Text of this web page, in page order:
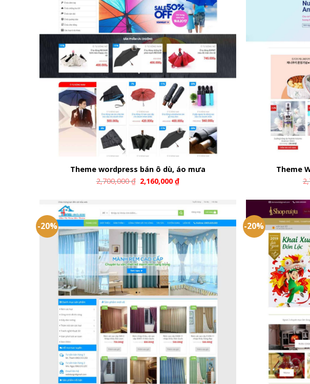
Theme wordpress bán ô dù, áo mưa
2,700,000₫ 2,160,000₫
Theme
-20% -20%